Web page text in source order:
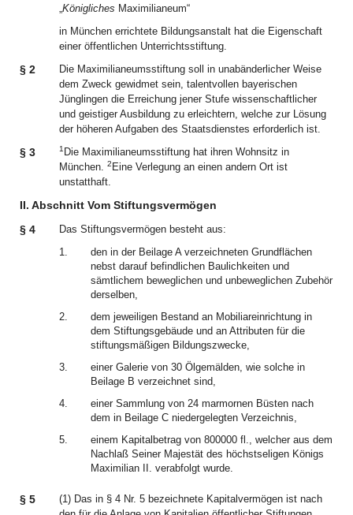
„Königliches Maximilianeum“
in München errichtete Bildungsanstalt hat die Eigenschaft
einer öffentlichen Unterrichtsstiftung.
§ 2
Die Maximilianeumsstiftung soll in unabänderlicher Weise
dem Zweck gewidmet sein, talentvollen bayerischen
Jünglingen die Erreichung jener Stufe wissenschaftlicher
und geistiger Ausbildung zu erleichtern, welche zur Lösung
der höheren Aufgaben des Staatsdienstes erforderlich ist.
§ 3 1 Die Maximilianeumsstiftung hat ihren Wohnsitz in
München. 2 Eine Verlegung an einen andern Ort ist
unstatthaft.
II. Abschnitt Vom Stiftungsvermögen
§ 4
Das Stiftungsvermögen besteht aus:
1.
den in der Beilage A verzeichneten Grundflächen
nebst darauf befindlichen Baulichkeiten und
sämtlichem beweglichen und unbeweglichen Zubehör
derselben,
2.
dem jeweiligen Bestand an Mobiliareinrichtung in
dem Stiftungsgebäude und an Attributen für die
stiftungsmäßigen Bildungszwecke,
3.
einer Galerie von 30 Ölgemälden, wie solche in
Beilage B verzeichnet sind,
4.
einer Sammlung von 24 marmornen Büsten nach
dem in Beilage C niedergelegten Verzeichnis,
5.
einem Kapitalbetrag von 800000 fl., welcher aus dem
Nachlaß Seiner Majestät des höchstseligen Königs
Maximilian II. verabfolgt wurde.
§ 5
(1) Das in § 4 Nr. 5 bezeichnete Kapitalvermögen ist nach